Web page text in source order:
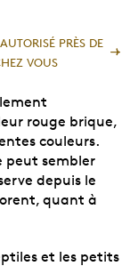
PRÈS DE
VOUS
rouge brique,
couleurs.
peut sembler
depuis le
quant à
et les petits